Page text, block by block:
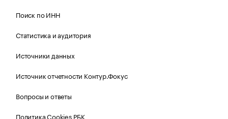
Поиск по ИНН
Статистика и аудитория
Источники данных
Источник отчетности Контур.Фокус
Вопросы и ответы
Политика Cookies РБК